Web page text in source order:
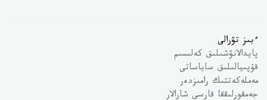
ءبىز تۋرالى
پايدالانۋشىلىق كەلىسىم
قۇپىيالىلىق ساياساتى
مەملەكەتتىك رامىزدەر
جەمقورلىققا قارسى شارالار